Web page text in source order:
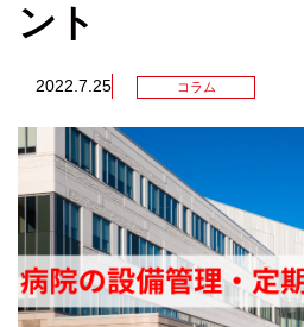
ント
2022.7.25 コラム